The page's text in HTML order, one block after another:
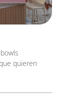
quieren